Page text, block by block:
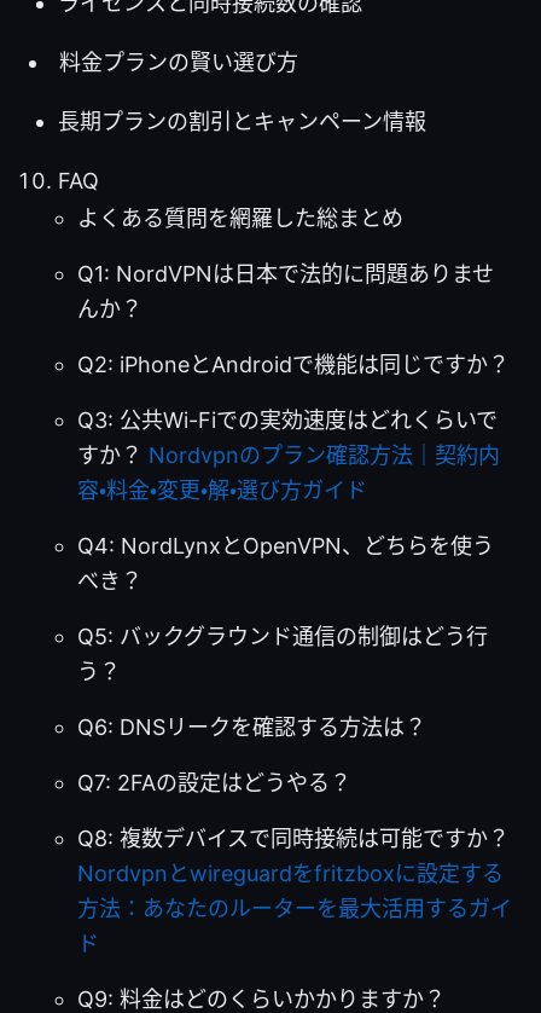
料金プランの賢い選び方
長期プランの割引とキャンペーン情報
FAQ
よくある質問を網羅した総まとめ
Q1: NordVPNは日本で法的に問題ありませ
んか？
Q2: iPhoneとAndroidで機能は同じですか？
Q3: 公共Wi-Fiでの実効速度はどれくらいで
すか？ Nordvpnのプラン確認方法｜契約内
容・料金・変更・解・選び方ガイド
Q4: NordLynxとOpenVPN、どちらを使う
べき？
Q5: バックグラウンド通信の制御はどう行
う？
Q6: DNSリークを確認する方法は？
Q7: 2FAの設定はどうやる？
Q8: 複数デバイスで同時接続は可能ですか？
Nordvpnとwireguardをfritzboxに設定する
方法：あなたのルーターを最大活用するガイ
ド
Q9: 料金はどのくらいかかりますか？